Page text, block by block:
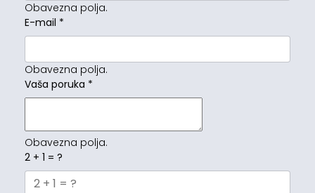
Obavezna polja.
E-mail *
Obavezna polja.
Vaša poruka *
Obavezna polja.
2 + 1 = ?